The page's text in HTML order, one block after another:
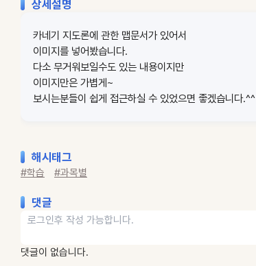
상세설명
카네기 지도론에 관한 맵문서가 있어서
이미지를 넣어봤습니다.
다소 무거워보일수도 있는 내용이지만
이미지만은 가볍게~
보시는분들이 쉽게 접근하실 수 있었으면 좋겠습니다.^^
해시태그
#학습 #과목별
댓글
댓글이 없습니다.